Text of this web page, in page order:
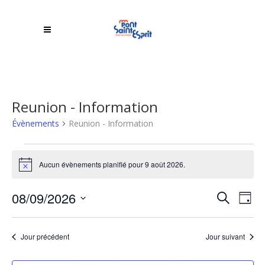
Reunion - Information
Évènements Reunion - Information
Évènements
for
9
août
2026
Notice Aucun évènements planifié pour 9 août 2026.
et
Recherche
DE
Jour
08/09/2026
Sélectionnez
Jour précédent Jour suivant